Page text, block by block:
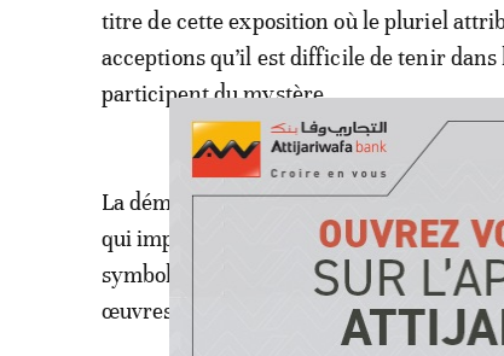
titre de cette exposition où le pluriel
acceptions qu’il est difficile de tenir dans
participent du mystère.
La démarche artistique de Nabil El
qui imprime un univers très particulier à
symbolisme. Une étrange atmosphère de
œuvres.